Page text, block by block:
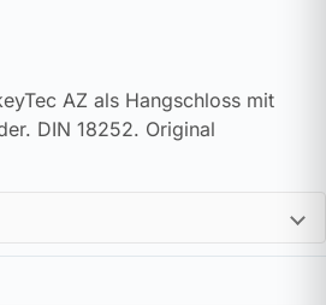
AZ als Hangschloss mit
DIN 18252. Original